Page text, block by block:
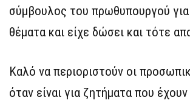
σύμβουλος του πρωθυπουργού για
θέματα και είχε δώσει και τότε
Καλό να περιοριστούν οι
όταν είναι για ζητήματα που